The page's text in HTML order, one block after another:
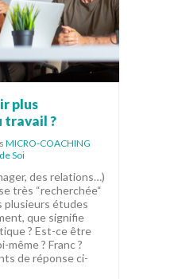
plus
travail ?
MICRO-COACHING
Soi
des relations…)
très “recherchée“
plusieurs études
que signifie
? Est-ce être
même ? Franc ?
de réponse ci-